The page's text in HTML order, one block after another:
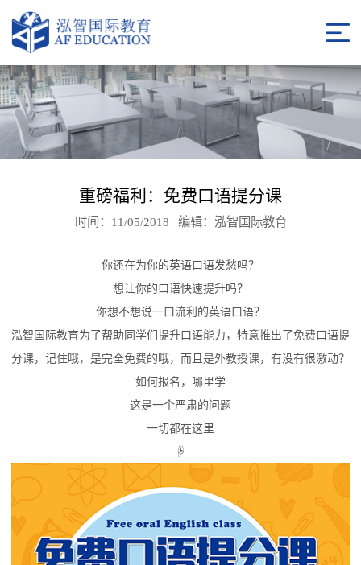
重磅福利：免费口语提分课
时间：11/05/2018 编辑：泓智国际教育
你还在为你的英语口语发愁吗？
想让你的口语快速提升吗？
你想不想说一口流利的英语口语？
泓智国际教育为了帮助同学们提升口语能力，特意推出了免费口语提
分课，记住哦，是完全免费的哦，而且是外教授课，有没有很激动？
如何报名，哪里学
这是一个严肃的问题
一切都在这里
☟